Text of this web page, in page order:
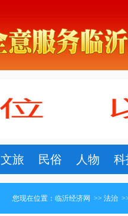
文旅 民俗 人物 科
您现在位置： 临沂经济网 >> 法治